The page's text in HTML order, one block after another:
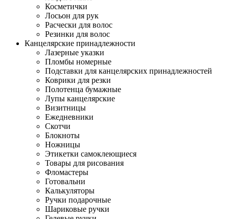
Косметички
Лосьон для рук
Расчески для волос
Резинки для волос
Канцелярские принадлежности
Лазерные указки
Пломбы номерные
Подставки для канцелярских принадлежностей
Коврики для резки
Полотенца бумажные
Лупы канцелярские
Визитницы
Ежедневники
Скотчи
Блокноты
Ножницы
Этикетки самоклеющиеся
Товары для рисования
Фломастеры
Готовальни
Калькуляторы
Ручки подарочные
Шариковые ручки